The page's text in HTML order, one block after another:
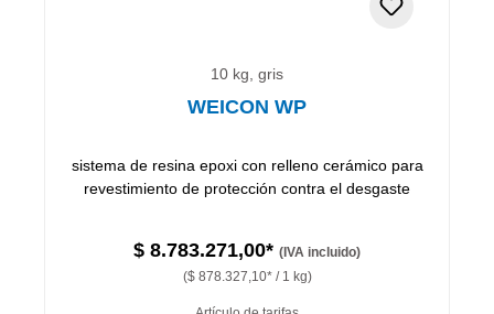
10 kg, gris
WEICON WP
sistema de resina epoxi con relleno cerámico para
revestimiento de protección contra el desgaste
$ 8.783.271,00* (IVA incluido)
($ 878.327,10* / 1 kg)